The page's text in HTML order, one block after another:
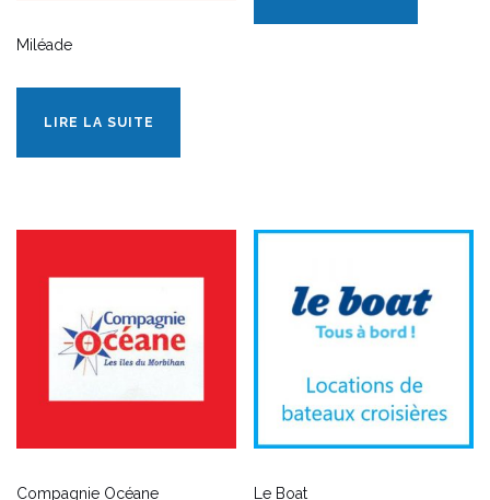
Miléade
LIRE LA SUITE
Compagnie Océane Le Boat